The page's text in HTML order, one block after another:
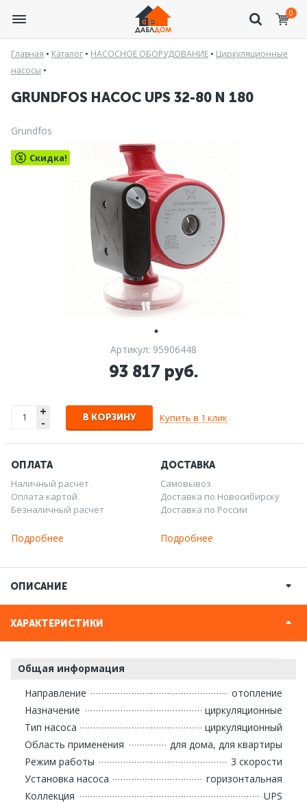
0
Главная • Каталог • НАСОСНОЕ ОБОРУДОВАНИЕ • Циркуляционные
насосы •
GRUNDFOS НАСОС UPS 32-80 N 180
Grundfos
Скидка!
Артикул: 95906448
93 817 руб.
+
- В КОРЗИНУ Купить в 1 клик
ОПЛАТА
Наличный расчет
Оплата картой
Безналичный расчет
Подробнее
ДОСТАВКА
Самовывоз
Доставка по Новосибирску
Доставка по России
Подробнее
ОПИСАНИЕ
ХАРАКТЕРИСТИКИ
Общая информация
Направление
отопление
Назначение
циркуляционные
Тип насоса
циркуляционный
Область применения
для дома, для квартиры
Режим работы
3 скорости
Установка насоса
горизонтальная
Коллекция
UPS